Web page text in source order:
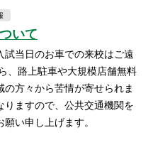
いて
当日のお車での来校はご遠
、路上駐車や大規模店舗無料
方々から苦情が寄せられま
ますので、公共交通機関を
い申し上げます。